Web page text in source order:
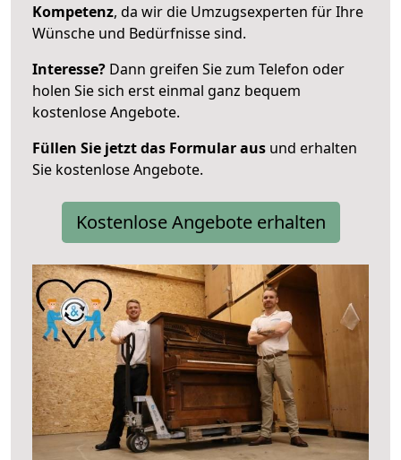
Kompetenz, da wir die Umzugsexperten für Ihre
Wünsche und Bedürfnisse sind.
Interesse? Dann greifen Sie zum Telefon oder
holen Sie sich erst einmal ganz bequem
kostenlose Angebote.
Füllen Sie jetzt das Formular aus und erhalten
Sie kostenlose Angebote.
Kostenlose Angebote erhalten